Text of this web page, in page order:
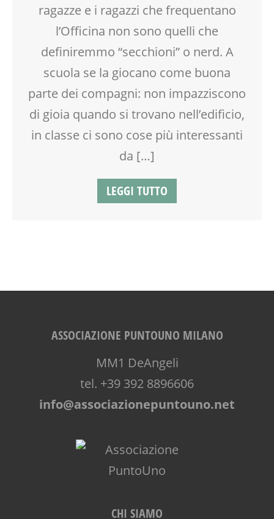
ragazze e i ragazzi che frequentano
l’Officina non sono quelli che
definiremmo “secchioni” o nerd. A
scuola se la giocano come buona
parte dei compagni: non impazziscono
di gioia quando si trovano nell’edificio,
in classe ci sono cose più interessanti
da […]
LEGGI TUTTO
ASSOCIAZIONE PUNTOUNO MILANO
MM1 DeAngeli
tel. +39 392 8896606
info@associazionepuntouno.net
CHI SIAMO